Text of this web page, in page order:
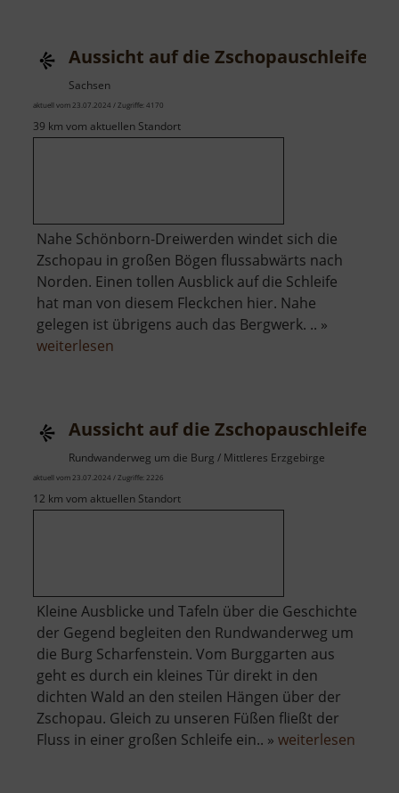
Aussicht auf die Zschopauschleife
Sachsen
aktuell vom 23.07.2024 / Zugriffe: 4170
39 km vom aktuellen Standort
Nahe Schönborn-Dreiwerden windet sich die
Zschopau in großen Bögen flussabwärts nach
Norden. Einen tollen Ausblick auf die Schleife
hat man von diesem Fleckchen hier. Nahe
gelegen ist übrigens auch das Bergwerk. .. »
weiterlesen
Zschopauschleife
Aussicht auf die Zschopauschleife
Rundwanderweg um die Burg / Mittleres Erzgebirge
aktuell vom 23.07.2024 / Zugriffe: 2226
12 km vom aktuellen Standort
Kleine Ausblicke und Tafeln über die Geschichte
der Gegend begleiten den Rundwanderweg um
die Burg Scharfenstein. Vom Burggarten aus
geht es durch ein kleines Tür direkt in den
dichten Wald an den steilen Hängen über der
Zschopau. Gleich zu unseren Füßen fließt der
Fluss in einer großen Schleife ein.. » weiterlesen